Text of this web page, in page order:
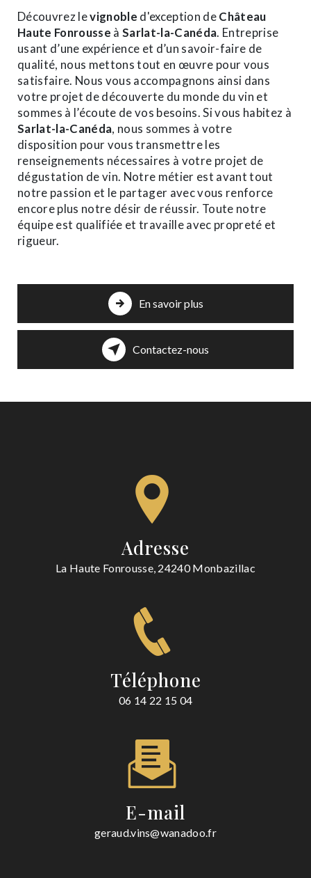
Découvrez levignoble d'exception deChâteau
Haute Fonrousse àSarlat-la-Canéda. Entreprise
usant d’une expérience et d’un savoir-faire de
qualité, nous mettons tout en œuvre pour vous
satisfaire. Nous vous accompagnons ainsi dans
votre projet de découverte du monde du vin et
sommes à l’écoute de vos besoins. Si vous habitez à
Sarlat-la-Canéda, nous sommes à votre
disposition pour vous transmettre les
renseignements nécessaires à votre projet de
dégustation de vin. Notre métier est avant tout
notre passion et le partager avec vous renforce
encore plus notre désir de réussir. Toute notre
équipe est qualifiée et travaille avec propreté et
rigueur.
En savoir plus
Contactez-nous
Adresse
La Haute Fonrousse, 24240 Monbazillac
Téléphone
06 14 22 15 04
E-mail
geraud.vins@wanadoo.fr